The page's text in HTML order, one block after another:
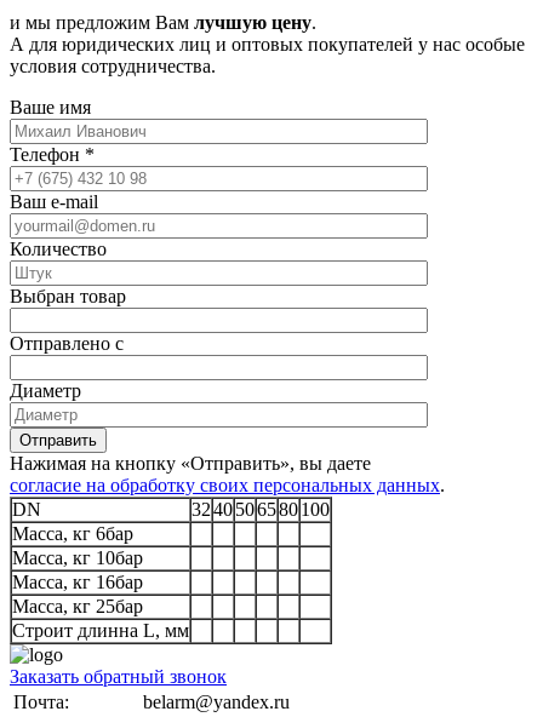
и мы предложим Вам лучшую цену.
А для юридических лиц и оптовых покупателей у нас особые
условия сотрудничества.
Ваше имя
Телефон *
Ваш e-mail
Количество
Выбран товар
Отправлено с
Диаметр
Отправить
Нажимая на кнопку «Отправить», вы даете
согласие на обработку своих персональных данных.
DN
3240506580100
Масса, кг 6бар
Масса, кг 10бар
Масса, кг 16бар
Масса, кг 25бар
Строит длинна L, мм
Заказать обратный звонок
Почта:
belarm@yandex.ru